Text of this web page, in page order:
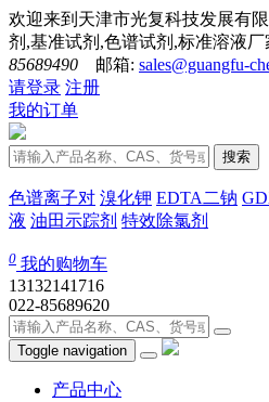
欢迎来到天津市光复科技发展有
剂,基准试剂,色谱试剂,标准溶液
85689490 邮箱: sales@guangfu-
请登录 注册
我的订单
搜索
色谱离子对 溴化钾 EDTA二钠
液 油田示踪剂 特效除氯剂
0 我的购物车
13132141716
022-85689620
Toggle navigation
产品中心